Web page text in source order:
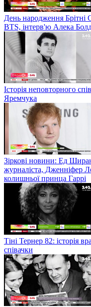
День народження
BTS, інтерв'ю Алека
Історія неповторного
Яремчука
Зіркові новини: Ед
журналіста, Дженніфер
колишньої принца Гаррі
Тіні Тернер 82: історія
співачки